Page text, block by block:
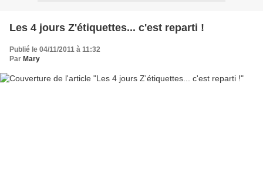
Les 4 jours Z'étiquettes... c'est reparti !
Publié le 04/11/2011 à 11:32
Par Mary